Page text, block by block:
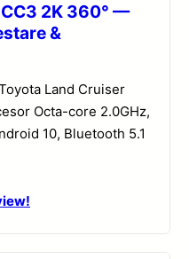
2K 360° —
&
Land Cruiser
Octa-core 2.0GHz,
10, Bluetooth 5.1